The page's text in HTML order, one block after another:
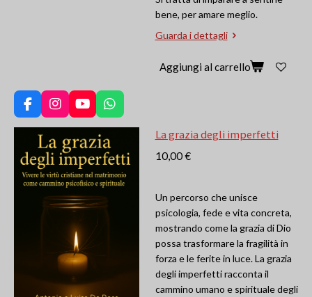
bene, per amare meglio.
Guarda i dettagli
Aggiungi al carrello
F
a
b
o
o
I
n
t
a
g
r
a
m
Y
o
T
u
b
e
W
h
t
s
A
p
La grazia degli imperfetti
10,00 €
Un percorso che unisce
psicologia, fede e vita concreta,
mostrando come la grazia di Dio
possa trasformare la fragilità in
forza e le ferite in luce.La grazia
degli imperfettiracconta il
cammino umano e spirituale degli